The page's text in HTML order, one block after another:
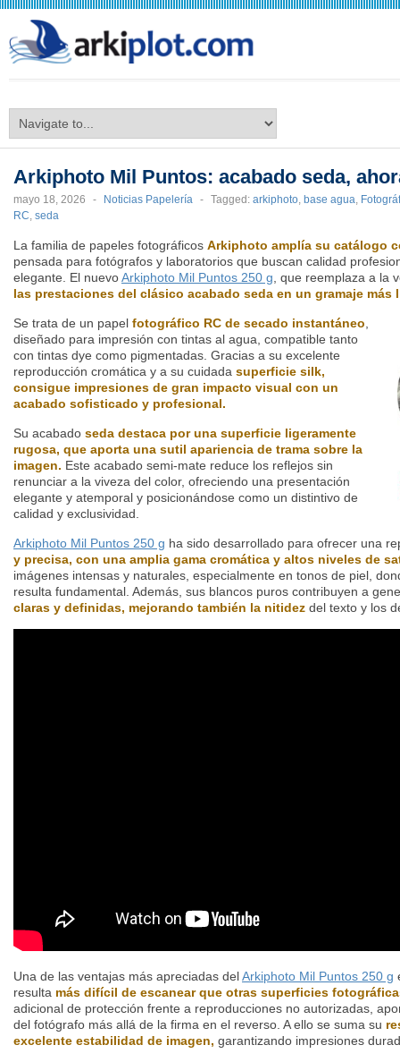
Arkiphoto Mil Puntos: acabado seda,
mayo 18, 2026 - Noticias Papelería - Tagged: arkiphoto, base agua,
RC, seda
La familia de papeles fotográficos Arkiphoto amplía su catálogo
pensada para fotógrafos y laboratorios que buscan calidad
elegante. El nuevoArkiphoto Mil Puntos 250 g, que reemplaza a la
las prestaciones del clásico acabado seda en un gramaje más
Se trata de un papel fotográfico RC de secado instantáneo,
diseñado para impresión con tintas al agua, compatible tanto
con tintas dye como pigmentadas. Gracias a su excelente
reproducción cromática y a su cuidada superficie silk,
consigue impresiones de gran impacto visual con un
acabado sofisticado y profesional.
Su acabado seda destaca por una superficie ligeramente
rugosa, que aporta una sutil apariencia de trama sobre la
imagen. Este acabado semi-mate reduce los reflejos sin
renunciar a la viveza del color, ofreciendo una presentación
elegante y atemporal y posicionándose como un distintivo de
calidad y exclusividad.
Arkiphoto Mil Puntos 250 g ha sido desarrollado para ofrecer una
y precisa, con una amplia gama cromática y altos niveles de
imágenes intensas y naturales, especialmente en tonos de piel,
resulta fundamental. Además, sus blancos puros contribuyen a
claras y definidas, mejorando también la nitidez del texto y los
Una de las ventajas más apreciadas delArkiphoto Mil Puntos 250 g
resulta más difícil de escanear que otras superficies
adicional de protección frente a reproducciones no autorizadas,
del fotógrafo más allá de la firma en el reverso. A ello se suma su
excelente estabilidad de imagen, garantizando impresiones